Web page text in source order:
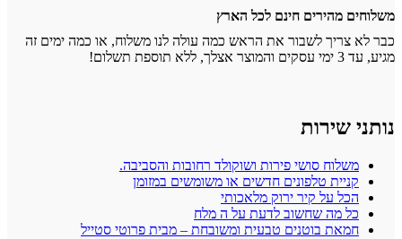
משלוחים מהירים חינם לכל הארץ
כבר לא צריך לשבור את הראש כמה עולה לנו משלוח, או כמה ימים זה
מגיע, עד 3 ימי עסקים והמוצר אצלך, ללא תוספת תשלום!
נותני שירות
משלוח סושי פירות ושוקולד רחובות והסביבה.
קניית טלפונים חדשים או משומשים במזומן
הכל על קיר ירוק מלאכותי
כל מה שחשוב לדעת על ה מלח
חמאת בוטנים טבעית ומשובחת – מבית פרוטי סטייל